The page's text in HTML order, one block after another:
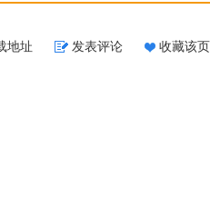
地址 发表评论 收藏该页